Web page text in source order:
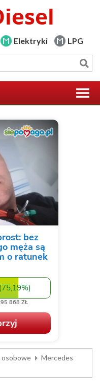
Elektryki LPG
Mercedes